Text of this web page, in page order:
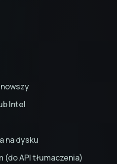
nowszy
Intel
na dysku
(do API tłumaczenia)